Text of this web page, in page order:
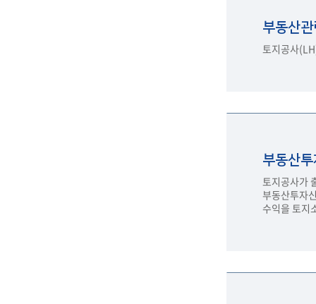
부동산
토지공사
부동산
토지공사가
부동산투자
수익을 토지